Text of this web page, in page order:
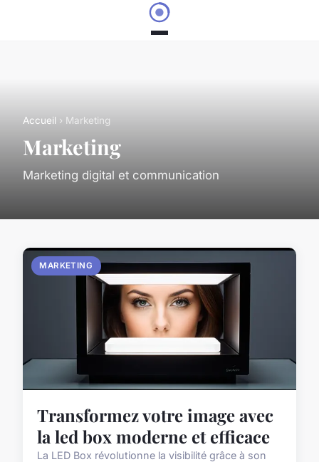
Accueil › Marketing
Marketing
Marketing digital et communication
MARKETING
Transformez votre image avec
la led box moderne et efficace
La LED Box révolutionne la visibilité grâce à son